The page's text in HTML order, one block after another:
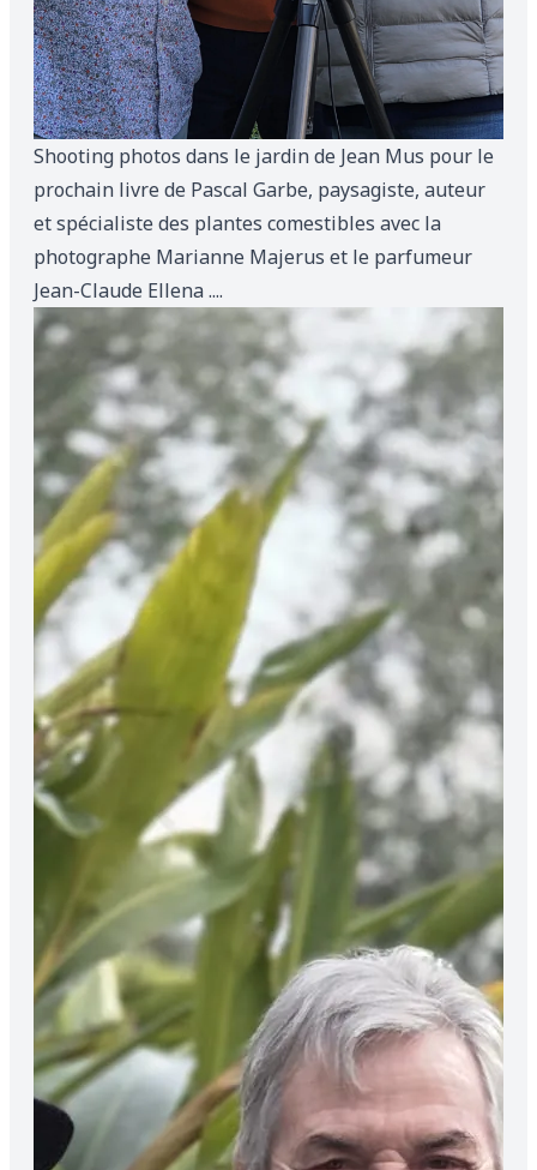
Shooting photos dans le jardin de Jean Mus pour le
prochain livre de Pascal Garbe, paysagiste, auteur
et spécialiste des plantes comestibles avec la
photographe Marianne Majerus et le parfumeur
Jean-Claude Ellena ....